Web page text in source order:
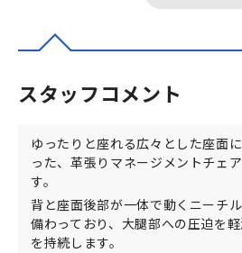
スタッフコメント
ゆったりと座れる広々とした座面
った、革張りマネージメントチェ
す。
背と座面後部が一体で動くニーチ
備わっており、大腿部への圧迫を
を持続します。